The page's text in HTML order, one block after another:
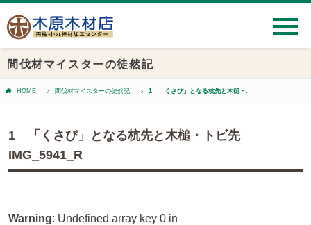
間伐材マイスターの徒然記
HOME 間伐材マイスターの徒然記 1 「くさび」となる杭先と木槌・トビ先 IMG_5941_R
1 「くさび」となる杭先と木槌・トビ先
IMG_5941_R
Warning: Undefined array key 0 in